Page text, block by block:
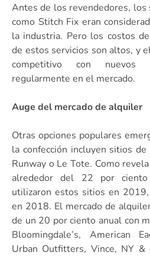
Antes de los revendedores, los
como Stitch Fix eran
la industria. Pero los costos
de estos servicios son altos, y
competitivo con nuevos
regularmente en el mercado.
Auge del mercado de alquiler
Otras opciones populares
la confección incluyen sitios
Runway o Le Tote. Como
alrededor del 22 por
utilizaron estos sitios en
en 2018. El mercado de
de un 20 por ciento anual con
Bloomingdale’s, American
Urban Outfitters, Vince, NY &